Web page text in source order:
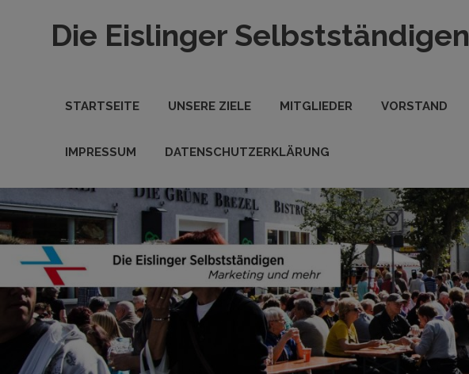
Die Eislinger Selbstständigen
Unterhemen
Hande,
Dienstleistung
STARTSEITE UNSERE ZIELE MITGLIEDER VORSTAND
IMPRESSUM DATENSCHUTZERKLÄRUNG